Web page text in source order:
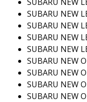
SUBARU NEW
SUBARU NEW
SUBARU NEW
SUBARU NEW
SUBARU NEW
SUBARU NEW
SUBARU NEW
SUBARU NEW